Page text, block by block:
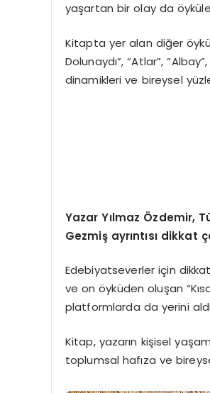
yaşartan bir olay da
Kitapta yer alan diğer
Dolunaydı”, “Atlar”,
dinamikleri ve bireysel
Yazar Yılmaz Özdemir,
Gezmiş ayrıntısı dikkat
Edebiyatseverler için
ve on öyküden oluşan
platformlarda da yerini
Kitap, yazarın kişisel
toplumsal hafıza ve